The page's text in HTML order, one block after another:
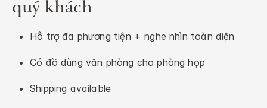
quý khách
Hỗ trợ đa phương tiện + nghe nhìn toàn diện
Có đồ dùng văn phòng cho phòng họp
Shipping available